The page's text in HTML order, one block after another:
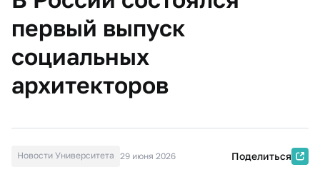
первый выпуск
социальных
архитекторов
Новости Университета 29 июня 2026 Поделиться